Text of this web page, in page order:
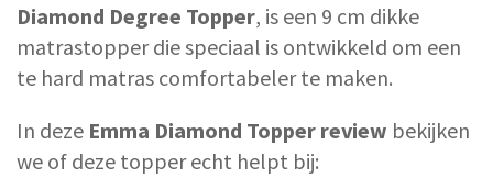
Diamond Degree Topper, is een 9 cm dikke
matrastopper die speciaal is ontwikkeld om een
te hard matras comfortabeler te maken.
In deze Emma Diamond Topper review bekijken
we of deze topper echt helpt bij: